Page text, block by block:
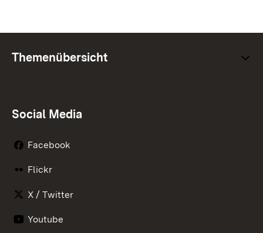
Themenübersicht
Social Media
Facebook
Flickr
X / Twitter
Youtube